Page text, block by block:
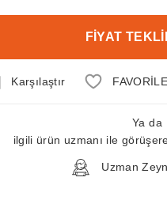
FİYAT
Karşılaştır
Ya da
ilgili ürün uzmanı ile
Uzman